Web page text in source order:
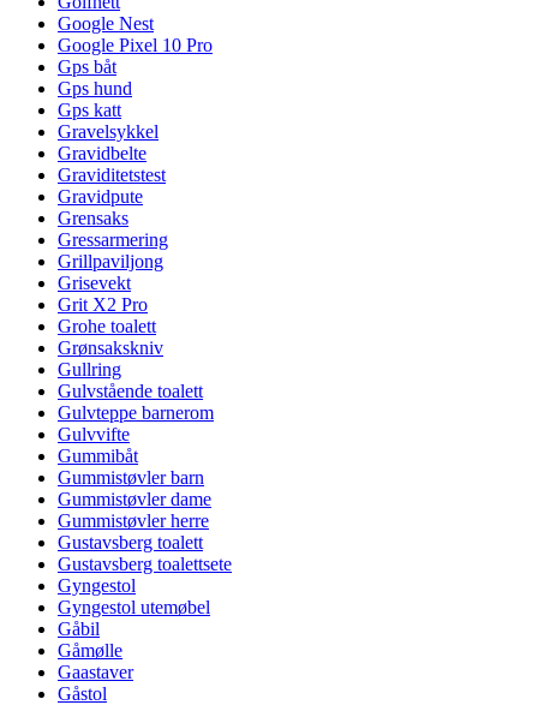
Google Nest
Google Pixel 10 Pro
Gps båt
Gps hund
Gps katt
Gravelsykkel
Gravidbelte
Graviditetstest
Gravidpute
Grensaks
Gressarmering
Grillpaviljong
Grisevekt
Grit X2 Pro
Grohe toalett
Grønsakskniv
Gullring
Gulvstående toalett
Gulvteppe barnerom
Gulvvifte
Gummibåt
Gummistøvler barn
Gummistøvler dame
Gummistøvler herre
Gustavsberg toalett
Gustavsberg toalettsete
Gyngestol
Gyngestol utemøbel
Gåbil
Gåmølle
Gaastaver
Gåstol